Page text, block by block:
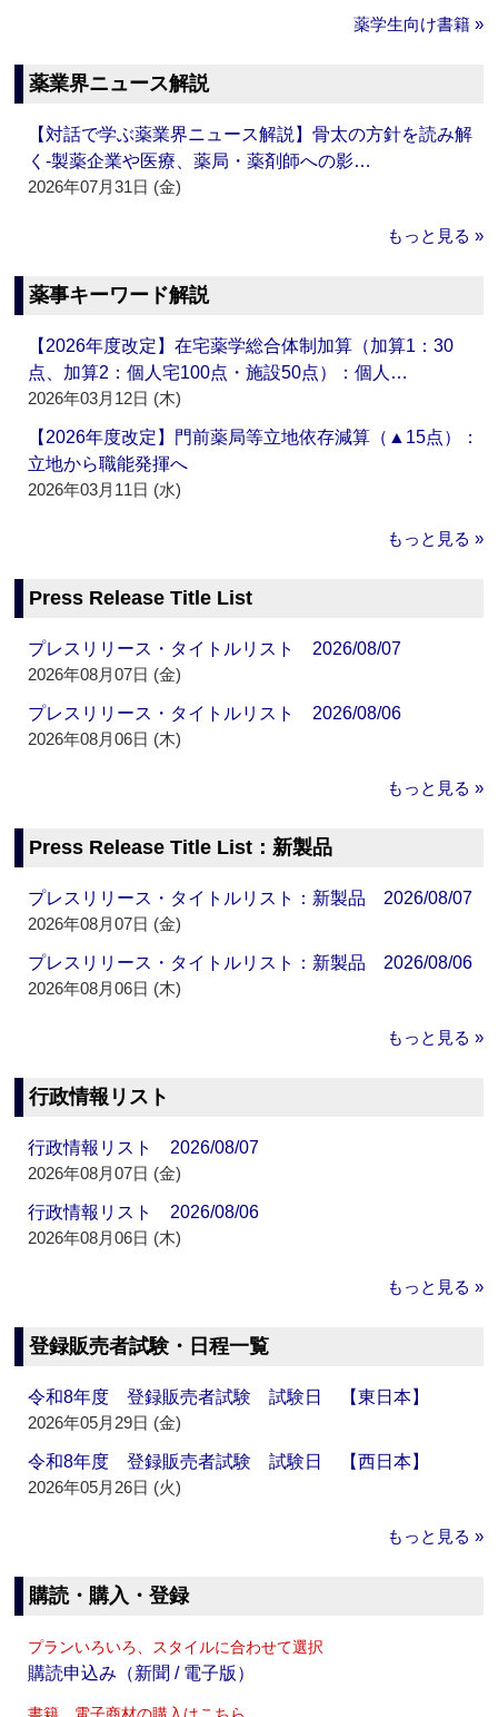
薬学生向け書籍 »
薬業界ニュース解説
【対話で学ぶ薬業界ニュース解説】骨太の方針を読み解
く‐製薬企業や医療、薬局・薬剤師への影…
2026年07月31日 (金)
もっと見る »
薬事キーワード解説
【2026年度改定】在宅薬学総合体制加算（加算1：30
点、加算2：個人宅100点・施設50点）：個人…
2026年03月12日 (木)
【2026年度改定】門前薬局等立地依存減算（▲15点）：
立地から職能発揮へ
2026年03月11日 (水)
もっと見る »
Press Release Title List
プレスリリース・タイトルリスト 2026/08/07
2026年08月07日 (金)
プレスリリース・タイトルリスト 2026/08/06
2026年08月06日 (木)
もっと見る »
Press Release Title List：新製品
プレスリリース・タイトルリスト：新製品 2026/08/07
2026年08月07日 (金)
プレスリリース・タイトルリスト：新製品 2026/08/06
2026年08月06日 (木)
もっと見る »
行政情報リスト
行政情報リスト 2026/08/07
2026年08月07日 (金)
行政情報リスト 2026/08/06
2026年08月06日 (木)
もっと見る »
登録販売者試験・日程一覧
令和8年度 登録販売者試験 試験日 【東日本】
2026年05月29日 (金)
令和8年度 登録販売者試験 試験日 【西日本】
2026年05月26日 (火)
もっと見る »
購読・購入・登録
プランいろいろ、スタイルに合わせて選択
購読申込み（新聞 / 電子版）